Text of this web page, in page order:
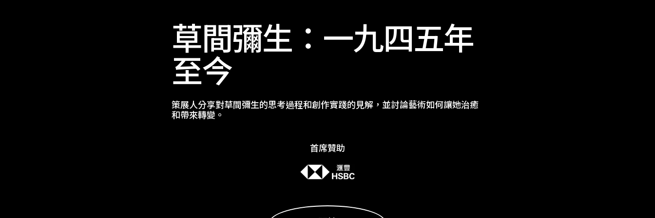
草間彌生：一九四五年
至今
策展人分享對草間彌生的思考過程和創作實踐的見解，並討論藝術如何讓她治癒
和帶來轉變。
首席贊助